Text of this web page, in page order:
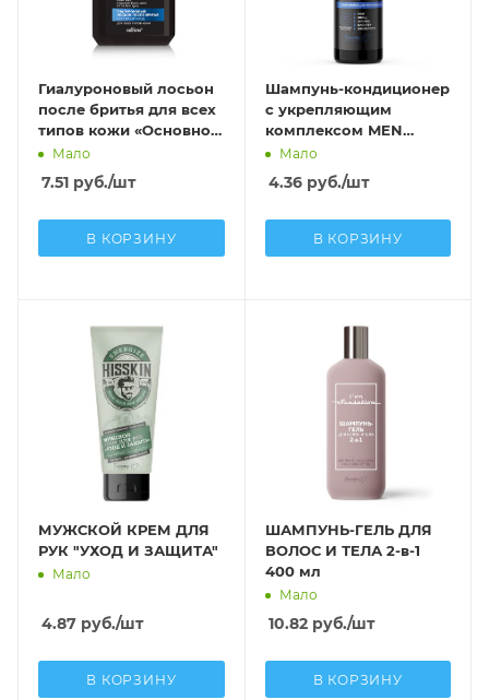
Гиалуроновый лосьон
после бритья для всех
типов кожи «Основной
уход»
Мало
7.51 руб./шт
В КОРЗИНУ
Шампунь-кондиционер
с укрепляющим
комплексом MEN
solution
Мало
4.36руб./шт
В КОРЗИНУ
МУЖСКОЙ КРЕМ ДЛЯ
РУК "УХОД И ЗАЩИТА"
Мало
4.87 руб./шт
В КОРЗИНУ
ШАМПУНЬ-ГЕЛЬ ДЛЯ
ВОЛОС И ТЕЛА 2-в-1
400 мл
Мало
10.82руб./шт
В КОРЗИНУ